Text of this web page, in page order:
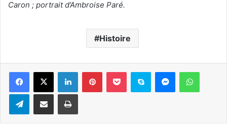
Caron ; portrait d’Ambroise Paré.
Histoire
LinkedinPinterestPocket Skype Messenger
TelegramPartager par e-mail Imprimer